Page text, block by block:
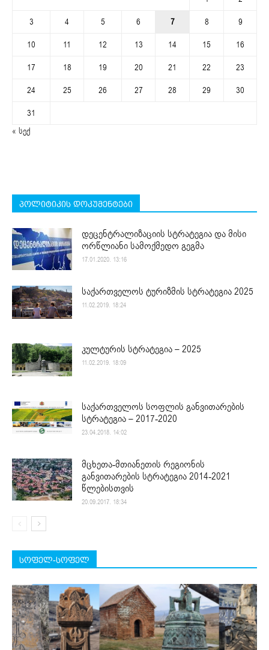
3
4 5 6 7 8
9
10
11 12 13 14 15
16
17
18 19 20 21 22
23
24
25 26 27 28 29
30
31
« სექ
პოლიტიკის დოკუმენტები
დეცენტრალიზაციის სტრატეგია და მისი
ორწლიანი სამოქმედო გეგმა
17.01.2020. 13:16
საქართველოს ტურიზმის სტრატეგია 2025
11.02.2019. 18:24
კულტურის სტრატეგია – 2025
11.02.2019. 18:09
საქართველოს სოფლის განვითარების
სტრატეგია – 2017-2020
23.04.2018. 14:02
მცხეთა-მთიანეთის რეგიონის
განვითარების სტრატეგია 2014-2021
წლებისთვის
20.09.2017. 18:34
სოფელ-სოფელ